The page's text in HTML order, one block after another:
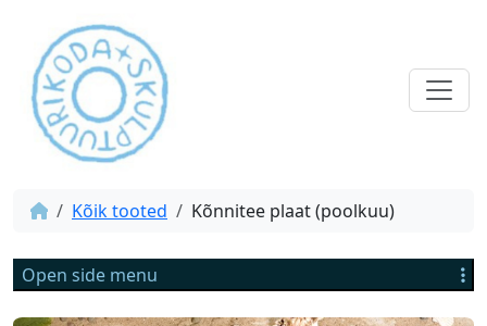
Kõik tooted Kõnnitee plaat (poolkuu)
Open side menu